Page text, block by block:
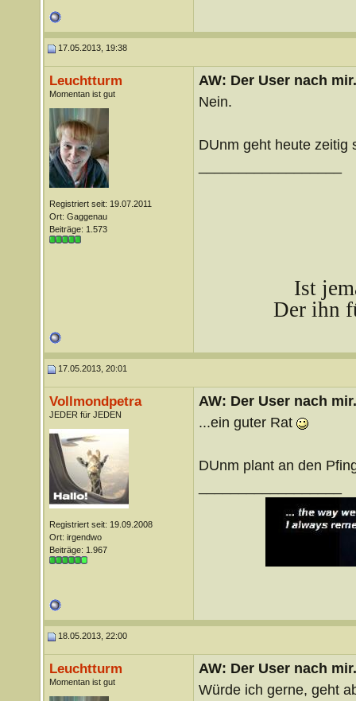
17.05.2013, 19:38
Leuchtturm
Momentan ist gut
Registriert seit: 19.07.2011
Ort: Gaggenau
Beiträge: 1.573
AW: Der User nach
Nein.
DUnm geht heute zeitig
Ist
Der ihn
17.05.2013, 20:01
Vollmondpetra
JEDER für JEDEN
Registriert seit: 19.09.2008
Ort: irgendwo
Beiträge: 1.967
AW: Der User nach
...ein guter Rat
DUnm plant an den
18.05.2013, 22:00
Leuchtturm
Momentan ist gut
AW: Der User nach
Würde ich gerne, geht